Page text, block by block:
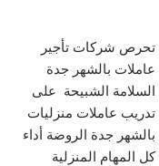
تحرص شركات تأجير
عاملات بالشهر جدة
السلامة الشبيحة على
تدريب عاملات منزليات
بالشهر جدة الروضة أداء
كل المهام المنزلية